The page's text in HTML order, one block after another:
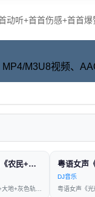
动听+首首伤感+首首
M3U8视频、
无法超越的经典粤语歌曲《农民+大地+灰色轨迹+真的爱你+光辉岁月》车载Dj串烧
无法超越的经典粤语歌曲《农民+大地+灰色轨迹+真的爱你+光辉
DJ音乐